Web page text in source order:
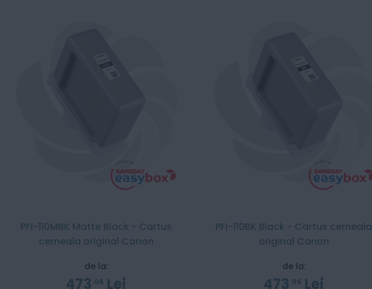
PFI-110MBK Matte Black - Cartus
cerneala original Canon
de la:
473 06 Lei
PFI-110BK Black - Cartus cerneala
original Canon
de la:
473 06 Lei